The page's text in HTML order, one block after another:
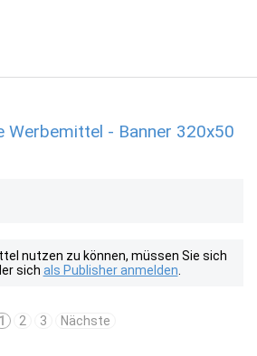
Werbemittel - Banner 320x50
nutzen zu können, müssen Sie sich
sich als Publisher anmelden
1 2 3 Nächste